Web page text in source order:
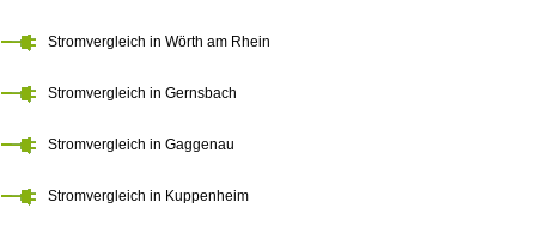
Stromvergleich in Wörth am Rhein
Stromvergleich in Gernsbach
Stromvergleich in Gaggenau
Stromvergleich in Kuppenheim